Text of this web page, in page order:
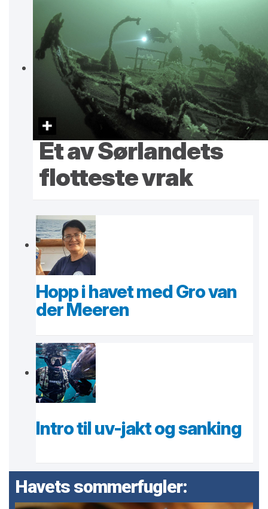
Et av Sørlandets
flotteste vrak
Hopp i havet med Gro van
der Meeren
Intro til uv-jakt og sanking
Havets sommerfugler: